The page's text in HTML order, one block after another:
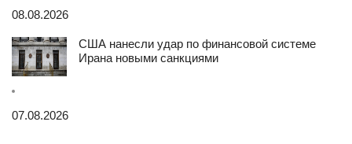
08.08.2026
США нанесли удар по финансовой системе
Ирана новыми санкциями
07.08.2026